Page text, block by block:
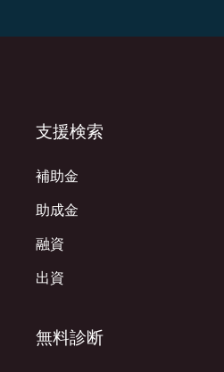
支援検索
補助金
助成金
融資
出資
無料診断